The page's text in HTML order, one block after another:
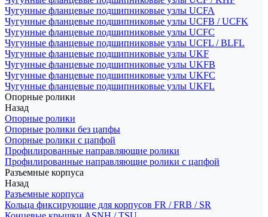
Чугунные фланцевые подшипниковые узлы UCFA
Чугунные фланцевые подшипниковые узлы UCFB / UCFK
Чугунные фланцевые подшипниковые узлы UCFC
Чугунные фланцевые подшипниковые узлы UCFL / BLFL
Чугунные фланцевые подшипниковые узлы UKF
Чугунные фланцевые подшипниковые узлы UKFB
Чугунные фланцевые подшипниковые узлы UKFC
Чугунные фланцевые подшипниковые узлы UKFL
Опорные ролики
Назад
Опорные ролики
Опорные ролики без цапфы
Опорные ролики с цапфой
Профилированные направляющие ролики
Профилированные направляющие ролики с цапфой
Разъемные корпуса
Назад
Разъемные корпуса
Кольца фиксирующие для корпусов FR / FRB / SR